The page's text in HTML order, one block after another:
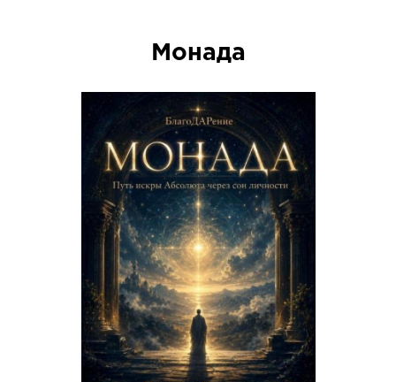
Монада